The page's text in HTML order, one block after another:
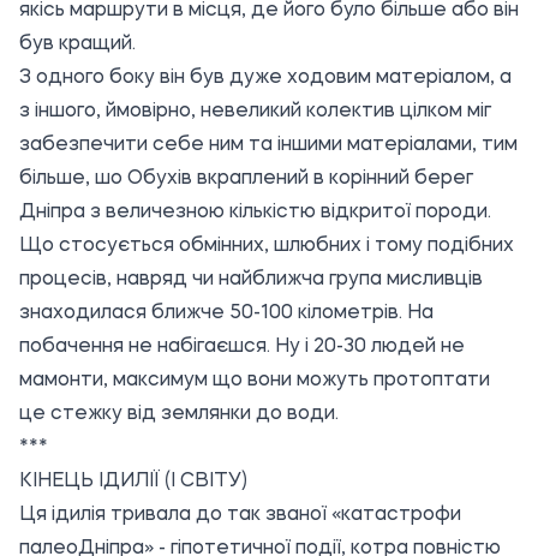
якісь маршрути в місця, де його було більше або він
був кращий.
З одного боку він був дуже ходовим матеріалом, а
з іншого, ймовірно, невеликий колектив цілком міг
забезпечити себе ним та іншими матеріалами, тим
більше, шо Обухів вкраплений в корінний берег
Дніпра з величезною кількістю відкритої породи.
Що стосується обмінних, шлюбних і тому подібних
процесів, навряд чи найближча група мисливців
знаходилася ближче 50-100 кілометрів. На
побачення не набігаєшся. Ну і 20-30 людей не
мамонти, максимум що вони можуть протоптати
це стежку від землянки до води.
***
КІНЕЦЬ ІДИЛІЇ (І СВІТУ)
Ця ідилія тривала до так званої «катастрофи
палеоДніпра» - гіпотетичної події, котра повністю